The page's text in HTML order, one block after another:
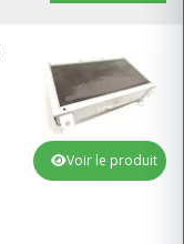
Voir le produit